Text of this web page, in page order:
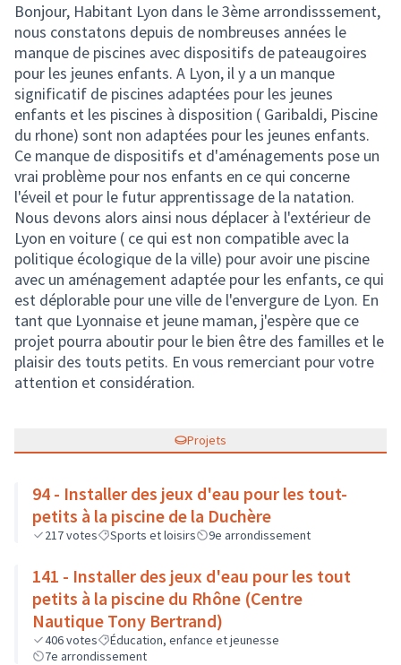
Bonjour, Habitant Lyon dans le 3ème arrondisssement,
nous constatons depuis de nombreuses années le
manque de piscines avec dispositifs de pateaugoires
pour les jeunes enfants. A Lyon, il y a un manque
significatif de piscines adaptées pour les jeunes
enfants et les piscines à disposition ( Garibaldi, Piscine
du rhone) sont non adaptées pour les jeunes enfants.
Ce manque de dispositifs et d'aménagements pose un
vrai problème pour nos enfants en ce qui concerne
l'éveil et pour le futur apprentissage de la natation.
Nous devons alors ainsi nous déplacer à l'extérieur de
Lyon en voiture ( ce qui est non compatible avec la
politique écologique de la ville) pour avoir une piscine
avec un aménagement adaptée pour les enfants, ce qui
est déplorable pour une ville de l'envergure de Lyon. En
tant que Lyonnaise et jeune maman, j'espère que ce
projet pourra aboutir pour le bien être des familles et le
plaisir des touts petits. En vous remerciant pour votre
attention et considération.
Projets
94 - Installer des jeux d'eau pour les tout-
petits à la piscine de la Duchère
217votes Sports et loisirs 9e arrondissement
141 - Installer des jeux d'eau pour les tout
petits à la piscine du Rhône (Centre
Nautique Tony Bertrand)
406votes
Éducation, enfance et jeunesse
7e arrondissement